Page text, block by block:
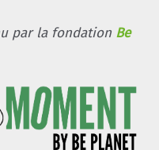
par la fondation Be